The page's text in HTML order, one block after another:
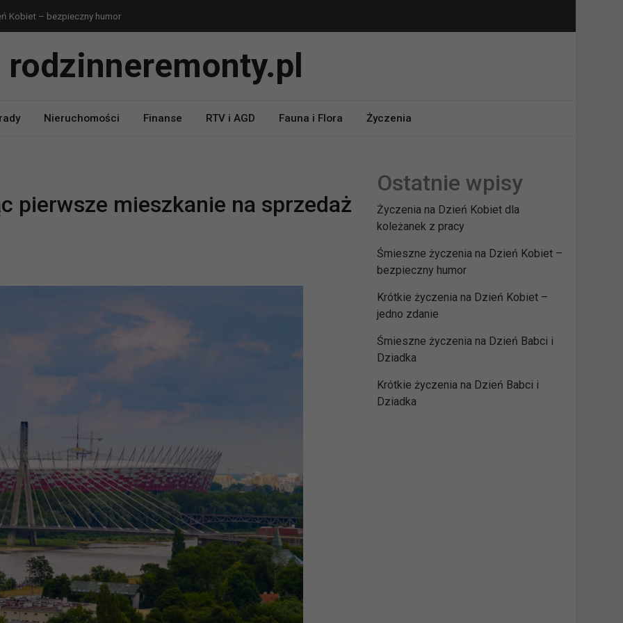
Kobiet – bezpieczny humor
Babci i Dziadka
i Dziadka
rodzinneremonty.pl
Nieruchomości Finanse RTV i AGD Fauna i Flora Życzenia
pierwsze mieszkanie na sprzedaż
Ostatnie wpisy
Życzenia na Dzień Kobiet dla
koleżanek z pracy
Śmieszne życzenia na Dzień Kobiet –
bezpieczny humor
Krótkie życzenia na Dzień Kobiet –
jedno zdanie
Śmieszne życzenia na Dzień Babci i
Dziadka
Krótkie życzenia na Dzień Babci i
Dziadka